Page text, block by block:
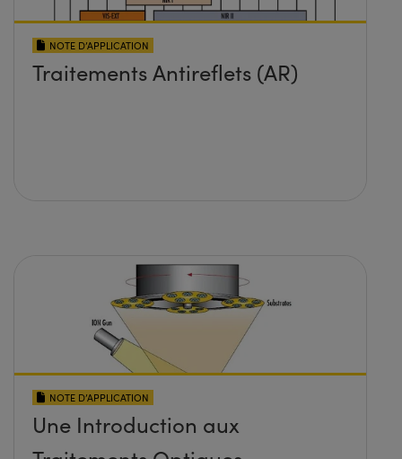
NOTE D’APPLICATION
Traitements Antireflets (AR)
NOTE D’APPLICATION
Une Introduction aux